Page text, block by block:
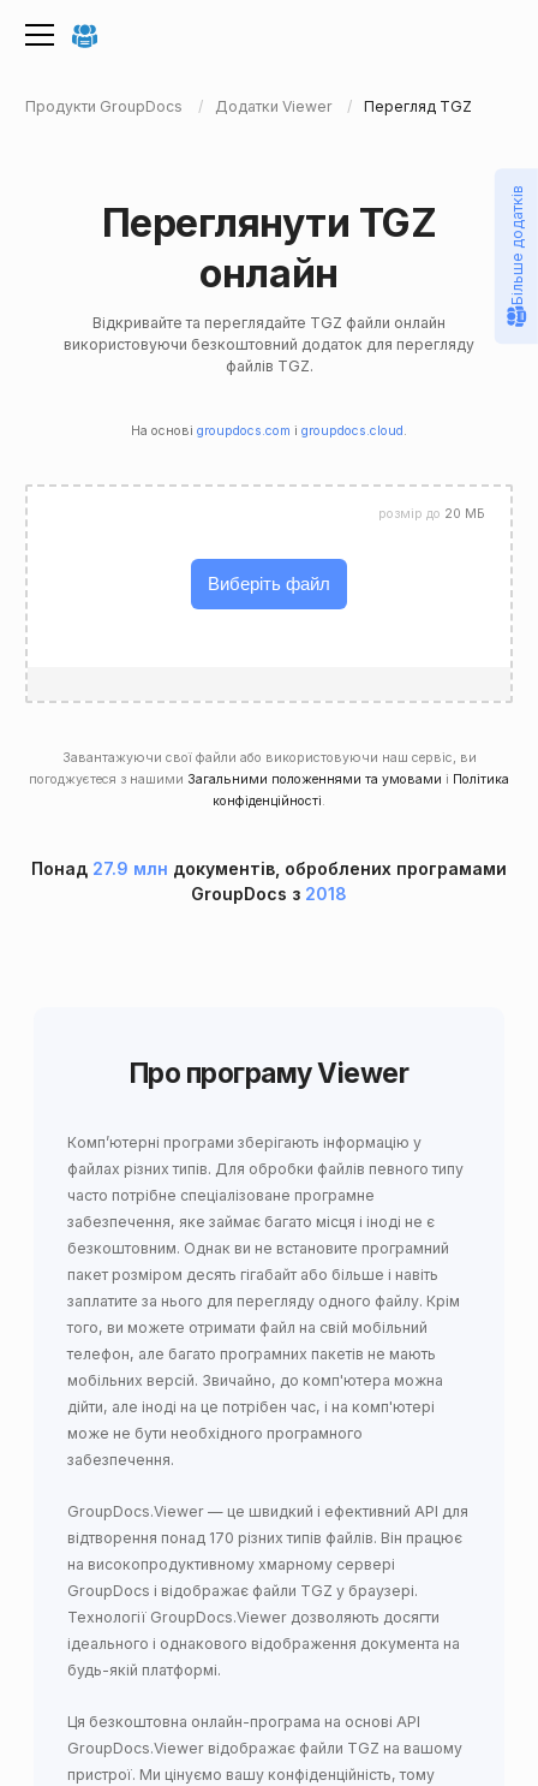
Продукти GroupDocs Додатки Viewer Перегляд TGZ
Переглянути TGZ
онлайн
Відкривайте та переглядайте TGZ файли онлайн
використовуючи безкоштовний додаток для перегляду
файлів TGZ.
На основі groupdocs.com і groupdocs.cloud .
Виберіть файл
розмір до 20 МБ
Завантажуючи свої файли або використовуючи наш сервіс, ви
погоджуєтеся з нашими Загальними положеннями та умовами і Політика
конфіденційності.
Понад 27.9 млн документів, оброблених програмами
GroupDocs з 2018
Про програму Viewer
Комп’ютерні програми зберігають інформацію у
файлах різних типів. Для обробки файлів певного типу
часто потрібне спеціалізоване програмне
забезпечення, яке займає багато місця і іноді не є
безкоштовним. Однак ви не встановите програмний
пакет розміром десять гігабайт або більше і навіть
заплатите за нього для перегляду одного файлу. Крім
того, ви можете отримати файл на свій мобільний
телефон, але багато програмних пакетів не мають
мобільних версій. Звичайно, до комп'ютера можна
дійти, але іноді на це потрібен час, і на комп'ютері
може не бути необхідного програмного
забезпечення.
GroupDocs.Viewer — це швидкий і ефективний API для
відтворення понад 170 різних типів файлів. Він працює
на високопродуктивному хмарному сервері
GroupDocs і відображає файли TGZ у браузері.
Технології GroupDocs.Viewer дозволяють досягти
ідеального і однакового відображення документа на
будь-якій платформі.
Ця безкоштовна онлайн-програма на основі API
GroupDocs.Viewer відображає файли TGZ на вашому
пристрої. Ми цінуємо вашу конфіденційність, тому
Більше додатків